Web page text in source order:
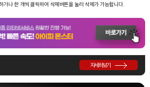
거나 한 개씩 클릭하여 삭제버튼을 눌러 삭제가 가능합니다.
자세히보기